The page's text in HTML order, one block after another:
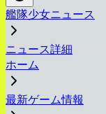
艦隊少女ニュース
ニュース詳細
ホーム
最新ゲーム情報